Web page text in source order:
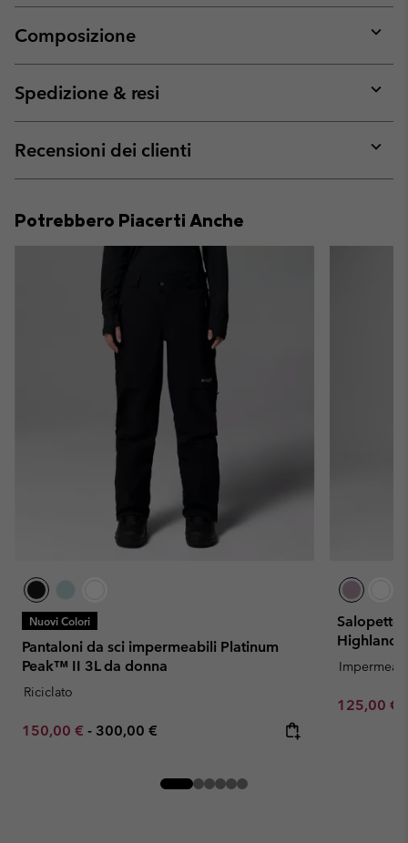
Composizione
or
Spedizione & resi
or
Recensioni dei clienti
or
Potrebbero Piacerti Anche
Nuovi Colori
Pantaloni da sci impermeabili Platinum
Peak™ II 3L da donna
Riciclato
Minimum sale price:
150,00 € - Maximum price:
300,00 €
Salopette
Highland
Sale price:
125,00 €